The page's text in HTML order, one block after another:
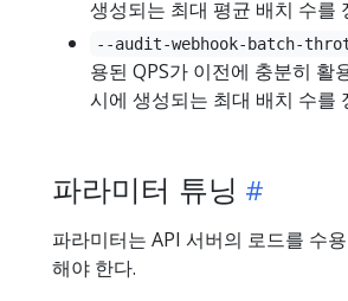
생성되는 최대 평균 배치 수를
--audit-webhook-batch-
용된 QPS가 이전에 충분히 활
시에 생성되는 최대 배치 수를
파라미터 튜닝
파라미터는 API 서버의 로드를 수
해야 한다.